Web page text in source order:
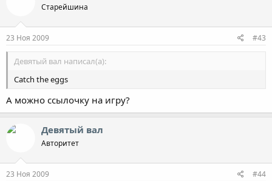
Старейшина
23 Ноя 2009 #43
Девятый вал написал(а):
Catch the eggs
А можно ссылочку на игру?
Девятый вал
Авторитет
23 Ноя 2009 #44